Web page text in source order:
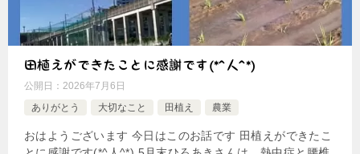
田植えができたことに感謝です(*^人^*)
公開日： 2026年7月6日
ありがとう
大切なこと 田植え 農業
おはようございます 今日はこのお話です 田植えができたこ